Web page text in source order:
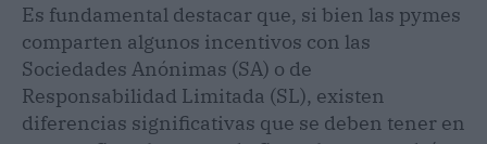
Es fundamental destacar que, si bien las pymes
comparten algunos incentivos con las
Sociedades Anónimas (SA) o de
Responsabilidad Limitada (SL), existen
diferencias significativas que se deben tener en